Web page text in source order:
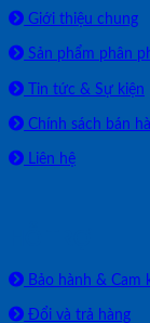
Giới thiệu chung
Sản phẩm phân
Tin tức & Sự kiện
Chính sách bán
Liên hệ
Bảo hành & Cam
Đổi và trả hàng